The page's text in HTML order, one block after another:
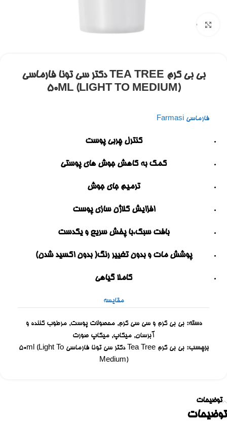
برای بزرگنمایی کلیک کنید
بی بی کرم TEA TREE دکتر سی تونا فارماسی
50ML (LIGHT TO MEDIUM)
فارماسی Farmasi
کنترل چربی پوست
کمک به کاهش جوش های پوستی
ترمیم جای جوش
افزایش کلاژن سازی پوست
بافت سبک،با پخش سریع و یکدست
پوشش مات و بدون تغییر رنگ( بدون اکسید شدن)
کاملا گیاهی
مقایسه
دسته: بی بی کرم و سی سی کرم, محصولات پوست, مرطوب کننده و
آبرسان, میکاپ, میکاپ صورت
برچسب:
بی بی کرم Tea Tree دکتر سی تونا فارماسی 50ml (Light To
Medium)
توضیحات
توضیحات